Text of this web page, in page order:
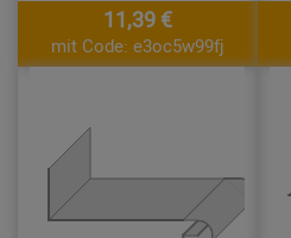
11,39 €
mit Code: e3oc5w99fj